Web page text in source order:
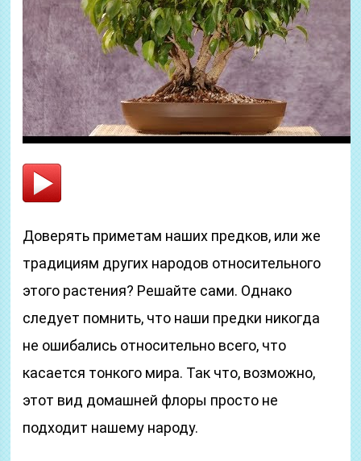
Доверять приметам наших предков, или же
традициям других народов относительного
этого растения? Решайте сами. Однако
следует помнить, что наши предки никогда
не ошибались относительно всего, что
касается тонкого мира. Так что, возможно,
этот вид домашней флоры просто не
подходит нашему народу.